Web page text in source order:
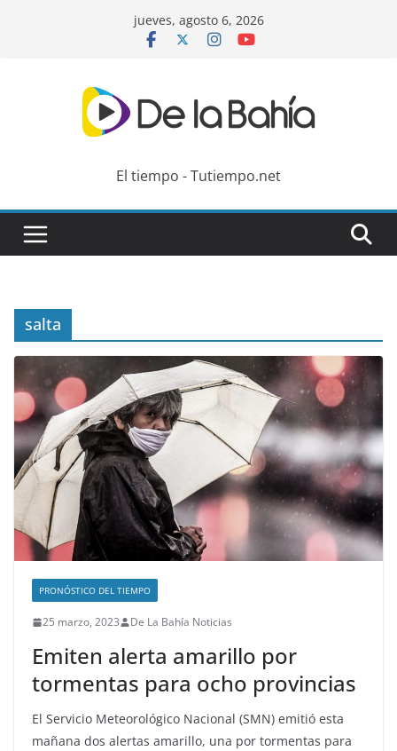
jueves, agosto 6, 2026
El tiempo - Tutiempo.net
salta
PRONÓSTICO DEL TIEMPO
25 marzo, 2023 De La Bahía Noticias
Emiten alerta amarillo por
tormentas para ocho provincias
El Servicio Meteorológico Nacional (SMN) emitió esta
mañana dos alertas amarillo, una por tormentas para